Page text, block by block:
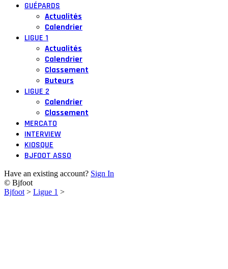
GUÉPARDS
Actualités
Calendrier
LIGUE 1
Actualités
Calendrier
Classement
Buteurs
LIGUE 2
Calendrier
Classement
MERCATO
INTERVIEW
KIOSQUE
BJFOOT ASSO
Have an existing account? Sign In
© Bjfoot
Bjfoot > Ligue 1 >